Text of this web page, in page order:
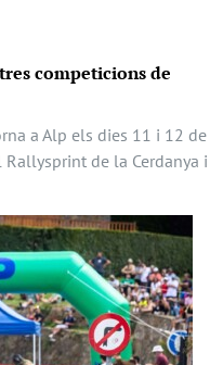
competicions de
a Alp els dies 11 i 12 de
de la Cerdanya i